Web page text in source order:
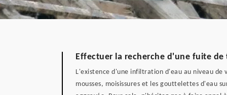
Effectuer la recherche d'une fuite de
L'existence d'une infiltration d'eau au niveau
mousses, moisissures et les gouttelettes d'eau